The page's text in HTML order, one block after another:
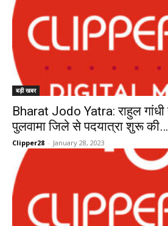
बड़ी खबर
Bharat Jodo Yatra: राहुल
पुलवामा जिले से पदयात्रा शुरू की…
Clipper28 - January 28, 2023